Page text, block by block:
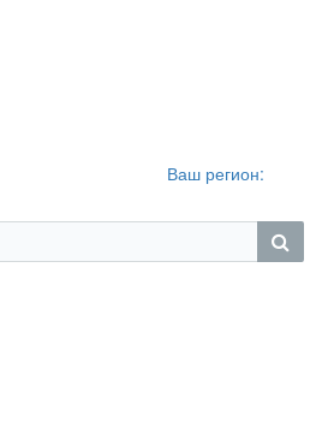
Ваш регион: